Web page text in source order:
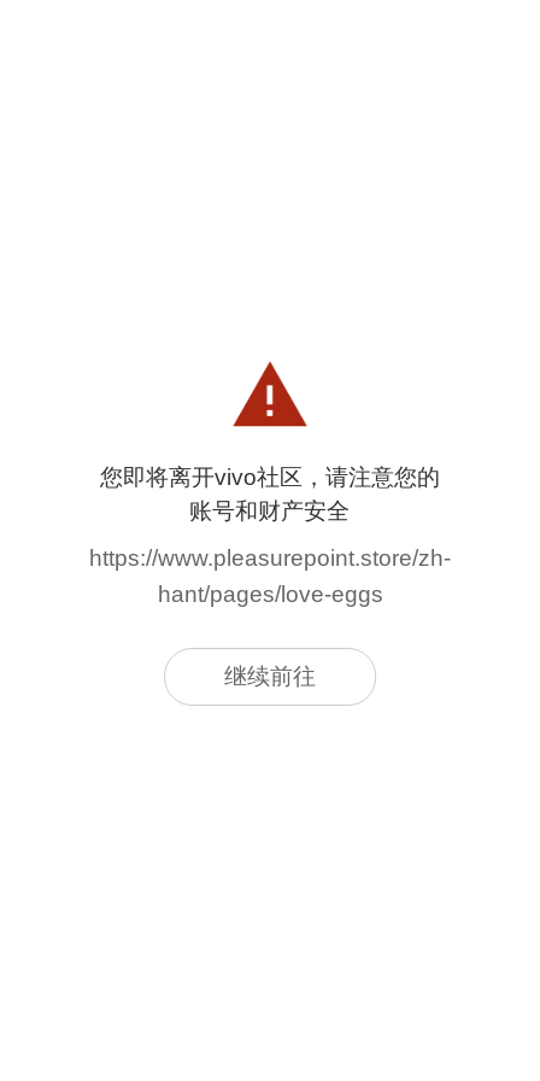
您即将离开vivo社区，请注意您的
账号和财产安全
https://www.pleasurepoint.store/zh-
hant/pages/love-eggs
继续前往